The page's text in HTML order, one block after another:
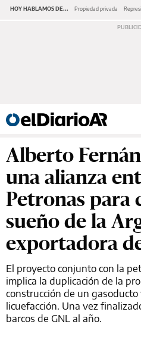
HOY HABLAMOS DE... Propiedad privada
Alberto
una alianza
Petronas para
sueño de la
exportadora
El proyecto conjunto con la
implica la duplicación de la
construcción de un
licuefacción. Una vez
barcos de GNL al año.